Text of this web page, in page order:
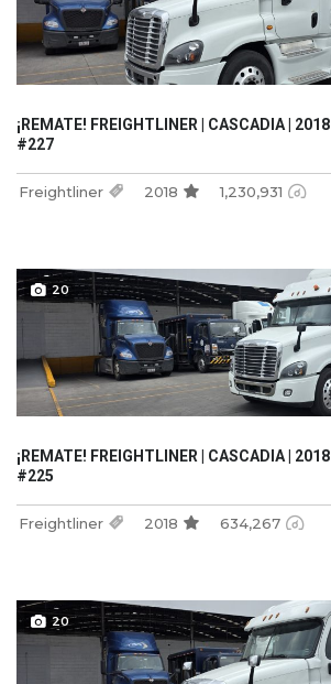
¡REMATE! FREIGHTLINER | CASCADIA | 2018 |
#227
Freightliner 2018 1,230,931
20
¡REMATE! FREIGHTLINER | CASCADIA | 2018 |
#225
Freightliner 2018 634,267
20